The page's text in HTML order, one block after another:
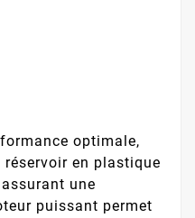
optimale,
réservoir en plastique
une
puissant permet